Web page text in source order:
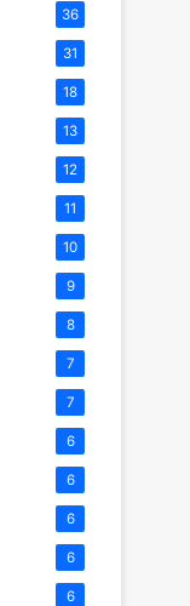
36
31
18
13
12
11
10
9
8
7
7
6
6
6
6
6